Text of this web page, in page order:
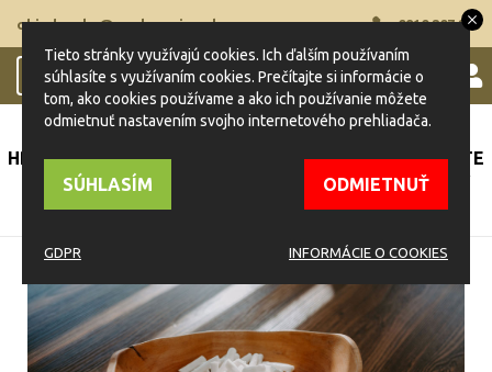
objednavky@naplnspajzu.sk 0910 207 205
Toggle
navigation
NAPLNSPAJZU.SK
VŠETKY PRODUKTY
HRUŠTÍNSKE SYROVÉ VÝROBKY
HRUŠTÍNSKE NITE
A KORBÁČIKY
OBJEDNÁVKY LEN TELEFONICKY
HRUŠTÍNSKE CHUŤOVKY CESNAK 250G
Tieto stránky využívajú cookies. Ich ďalším používaním
súhlasíte s využívaním cookies. Prečítajte si informácie o
tom, ako cookies používame a ako ich používanie môžete
odmietnuť nastavením svojho internetového prehliadača.
SÚHLASÍM ODMIETNUŤ
GDPR INFORMÁCIE O COOKIES